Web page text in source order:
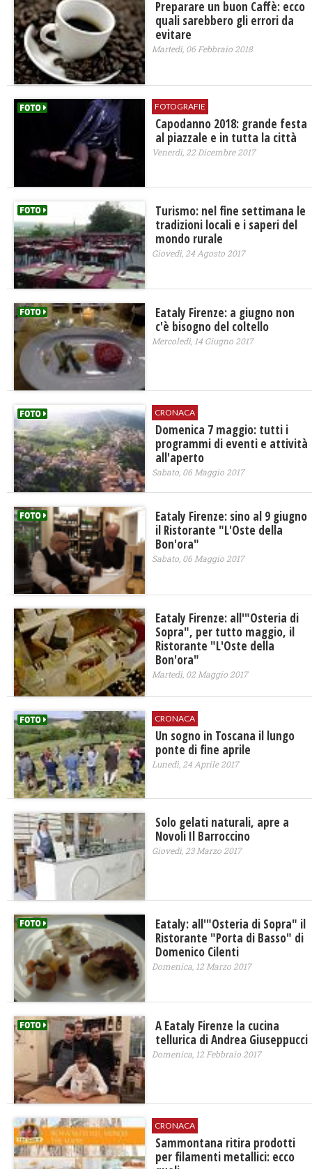
Preparare un buon Caffè: ecco
quali sarebbero gli errori da
evitare
Martedì, 06 Febbraio 2018
FOTOGRAFIE
Capodanno 2018: grande festa
al piazzale e in tutta la città
Venerdì, 22 Dicembre 2017
Turismo: nel fine settimana le
tradizioni locali e i saperi del
mondo rurale
Giovedì, 24 Agosto 2017
Eataly Firenze: a giugno non
c'è bisogno del coltello
Mercoledì, 14 Giugno 2017
CRONACA
Domenica 7 maggio: tutti i
programmi di eventi e attività
all'aperto
Sabato, 06 Maggio 2017
Eataly Firenze: sino al 9 giugno
il Ristorante "L'Oste della
Bon'ora"
Sabato, 06 Maggio 2017
Eataly Firenze: all'"Osteria di
Sopra", per tutto maggio, il
Ristorante "L'Oste della
Bon'ora"
Martedì, 02 Maggio 2017
CRONACA
Un sogno in Toscana il lungo
ponte di fine aprile
Lunedì, 24 Aprile 2017
Solo gelati naturali, apre a
Novoli Il Barroccino
Giovedì, 23 Marzo 2017
Eataly: all'"Osteria di Sopra" il
Ristorante "Porta di Basso" di
Domenico Cilenti
Domenica, 12 Marzo 2017
A Eataly Firenze la cucina
tellurica di Andrea Giuseppucci
Domenica, 12 Febbraio 2017
CRONACA
Sammontana ritira prodotti
per filamenti metallici: ecco